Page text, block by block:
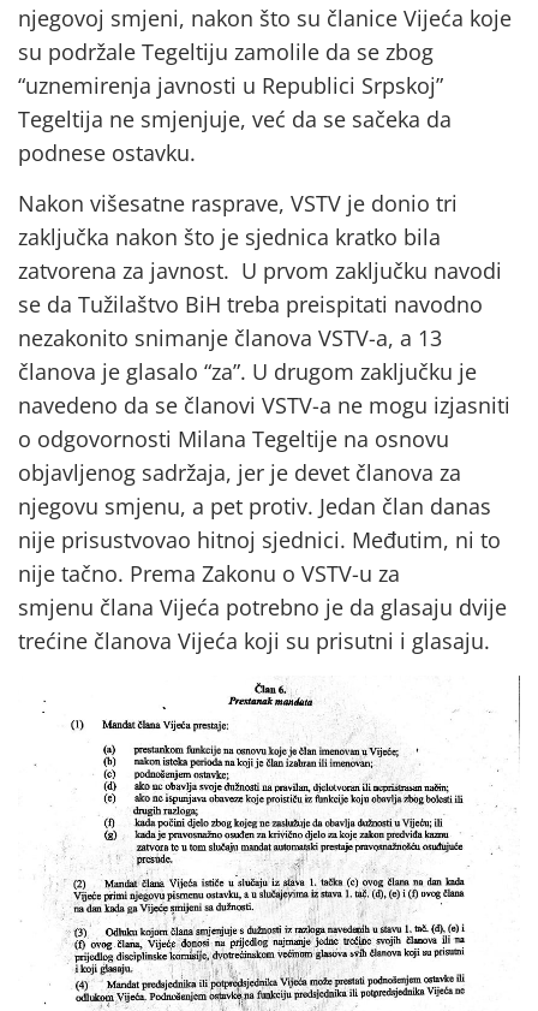
njegovoj smjeni, nakon što su članice Vijeća koje
su podržale Tegeltiju zamolile da se zbog
“uznemirenja javnosti u Republici Srpskoj”
Tegeltija ne smjenjuje, već da se sačeka da
podnese ostavku.
Nakon višesatne rasprave, VSTV je donio tri
zaključka nakon što je sjednica kratko bila
zatvorena za javnost. U prvom zaključku navodi
se da Tužilaštvo BiH treba preispitati navodno
nezakonito snimanje članova VSTV-a, a 13
članova je glasalo “za”. U drugom zaključku je
navedeno da se članovi VSTV-a ne mogu izjasniti
o odgovornosti Milana Tegeltije na osnovu
objavljenog sadržaja, jer je devet članova za
njegovu smjenu, a pet protiv. Jedan član danas
nije prisustvovao hitnoj sjednici. Međutim, ni to
nije tačno. Prema Zakonu o VSTV-u za
smjenu člana Vijeća potrebno je da glasaju dvije
trećine članova Vijeća koji su prisutni i glasaju.